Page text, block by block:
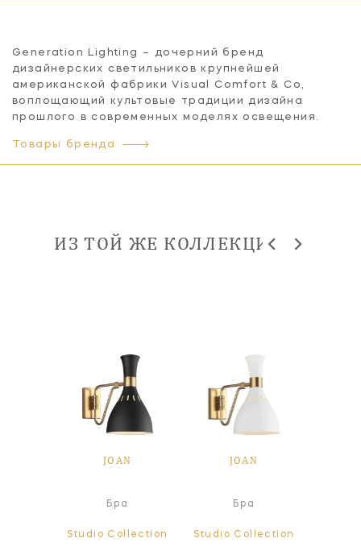
Generation Lighting – дочерний бренд
дизайнерских светильников крупнейшей
американской фабрики Visual Comfort & Co,
воплощающий культовые традиции дизайна
прошлого в современных моделях освещения.
Товары бренда
ИЗ ТОЙ ЖЕ КОЛЛЕКЦИИ
JOAN
Бра
Studio Collection
JOAN
Бра
Studio Collection